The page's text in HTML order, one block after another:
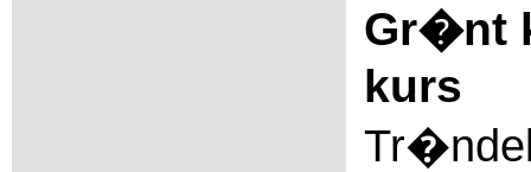
Gr�nt
kurs